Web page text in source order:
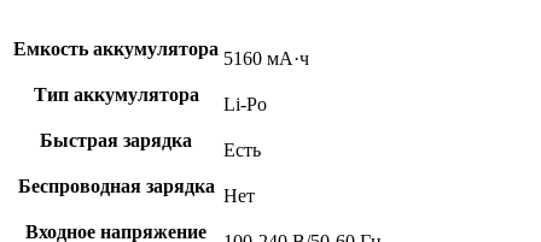
Емкость аккумулятора 5160 мА·ч
Тип аккумулятора
Li-Po
Быстрая зарядка
Есть
Беспроводная зарядка Нет
Входное напряжение